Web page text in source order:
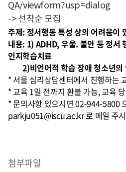
QA/viewform?usp=dialog
-> 선착순 모집
주제: 정서행동 특성 상의 어려움이
내용: 1) ADHD, 우울. 불안 등 정서
인지학습치료
2)비언어적 학습 장애 청소년의
* 서울 심리상담센터에서 진행하는
* 교육 1일 전까지 환불 가능, 교육
* 문의사항 있으시면 02-944-5800
parkju051@iscu.ac.kr 로 메일 주
첨부파일